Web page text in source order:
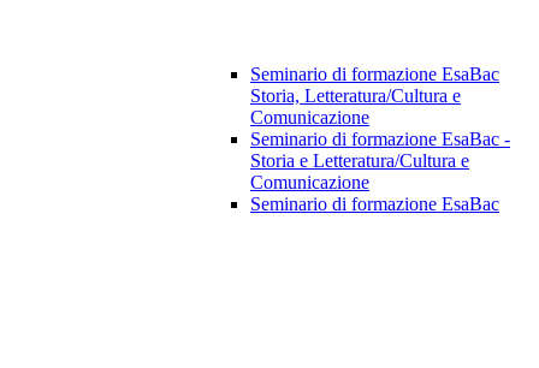
Seminario di formazione EsaBac
Storia, Letteratura/Cultura e
Comunicazione
Seminario di formazione EsaBac -
Storia e Letteratura/Cultura e
Comunicazione
Seminario di formazione EsaBac